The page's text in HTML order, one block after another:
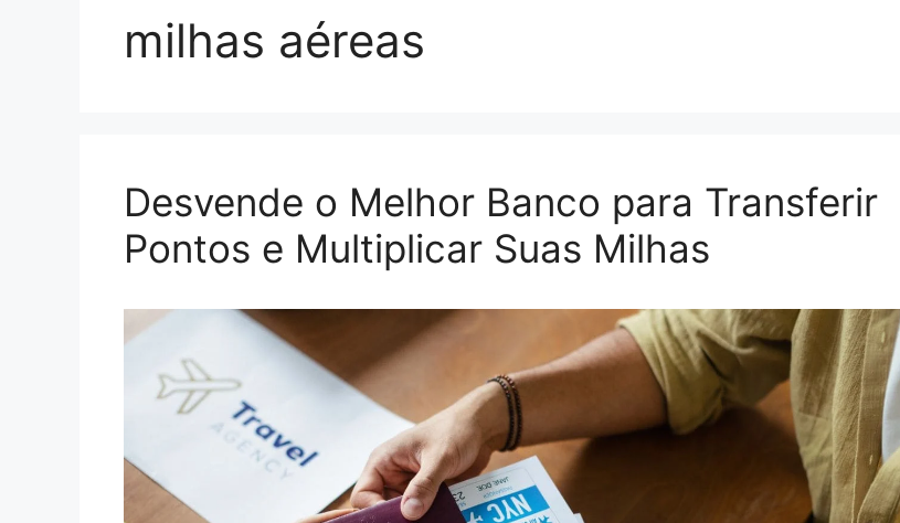
milhas aéreas
Desvende o Melhor Banco para Transferir
Pontos e Multiplicar Suas Milhas